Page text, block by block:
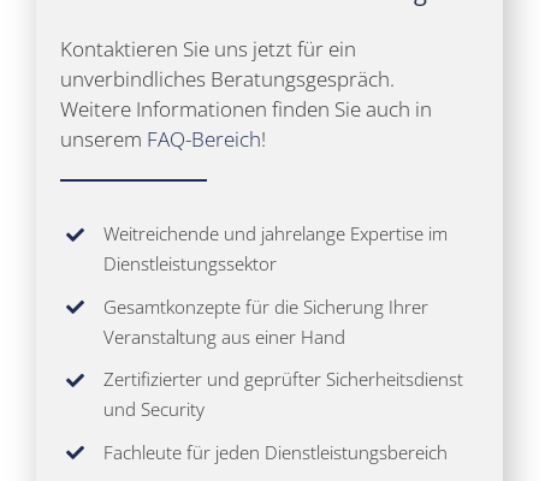
Kontaktieren Sie uns jetzt für ein
unverbindliches Beratungsgespräch.
Weitere Informationen finden Sie auch in
unserem FAQ-Bereich!
Weitreichende und jahrelange Expertise im
Dienstleistungssektor
Gesamtkonzepte für die Sicherung Ihrer
Veranstaltung aus einer Hand
Zertifizierter und geprüfter Sicherheitsdienst
und Security
Fachleute für jeden Dienstleistungsbereich